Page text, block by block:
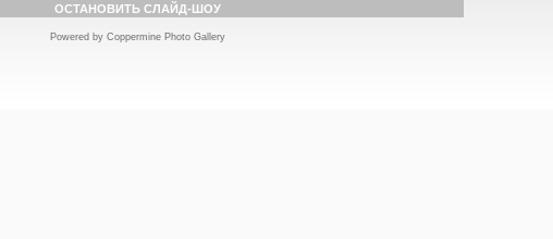
ОСТАНОВИТЬ СЛАЙД-ШОУ
Powered by Coppermine Photo Gallery